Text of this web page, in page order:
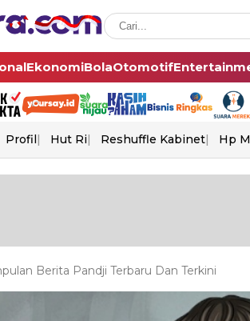
EkonomiBolaOtomotif
Profil Hut Ri Reshuffle Kabinet Hp
Berita Pandji Terbaru Dan Terkini